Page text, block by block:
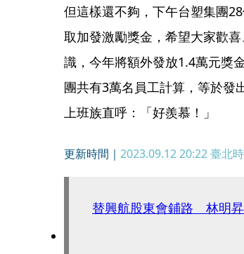
但這樣還不夠，下午台塑集團
取加發激勵獎金，希望大家歡
識，今年將額外發放1.4萬元獎
團共有3萬名員工計算，等於發
上班族直呼：「好羨慕！」
更新時間｜ 2023.09.12 20:22臺北
替興航股東會鋪路 林明